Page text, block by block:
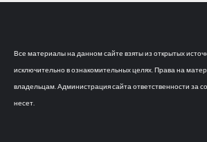
Все материалы на данном сайте взяты из открытых
исключительно в ознакомительных целях. Права на
владельцам. Администрация сайта ответственности за
несет.